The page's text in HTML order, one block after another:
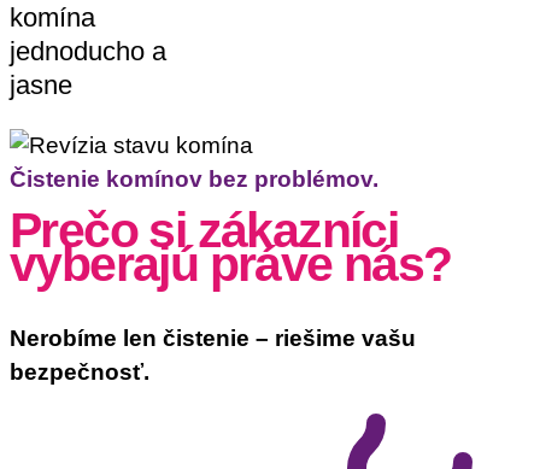
komína
jednoducho a
jasne
Čistenie komínov bez problémov.
Prečo si zákazníci
vyberajú práve nás?
Nerobíme len čistenie – riešime vašu
bezpečnosť.